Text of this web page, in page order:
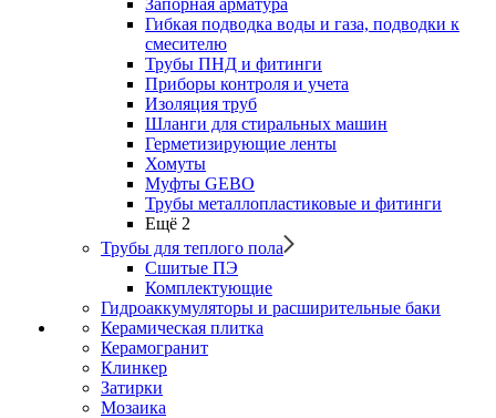
Запорная арматура
Гибкая подводка воды и газа, подводки к
смесителю
Трубы ПНД и фитинги
Приборы контроля и учета
Изоляция труб
Шланги для стиральных машин
Герметизирующие ленты
Хомуты
Муфты GEBO
Трубы металлопластиковые и фитинги
Ещё 2
Трубы для теплого пола
Сшитые ПЭ
Комплектующие
Гидроаккумуляторы и расширительные баки
Керамическая плитка
Керамогранит
Клинкер
Затирки
Мозаика